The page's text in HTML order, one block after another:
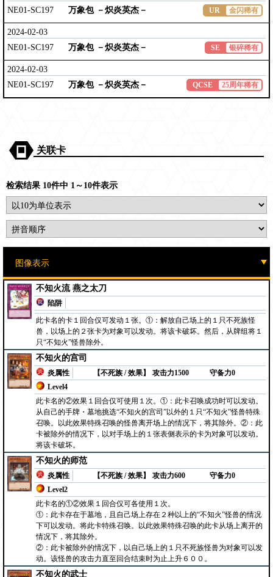
NE01-SC197
万象包 －炽炎英杰－ UR 金闪稀有
2024-02-03
NE01-SC197
万象包 －炽炎英杰－ SE 银碎稀有
2024-02-03
NE01-SC197
万象包 －炽炎英杰－ QCSE 25周年稀有
关联卡
检索结果 10件中 1～10件表示
不知火流 燕之太刀
陷阱
此卡名的卡１回合仅可发动１张。①：解放自己场上的１只不死族怪
兽，以场上的２张卡为对象可以发动。将该卡破坏。然后，从牌组将１
只“不知火”怪兽除外。
不知火的宫司
炎属性
【不死族 / 效果】
Level4
攻击力1500 守备力0
此卡名的②效果１回合仅可使用１次。①：此卡召唤成功时可以发动。
从自己的手牌・墓地挑选“不知火的宫司”以外的１只“不知火”怪兽特殊
召唤。以此效果特殊召唤的怪兽离开场上的情况下，将其除外。②：此
卡被除外的情况下，以对手场上的１张表侧表示的卡为对象可以发动。
将该卡破坏。
不知火的师范
炎属性
【不死族 / 效果】
Level2
攻击力600 守备力0
此卡名的①②效果１回合仅可各使用１次。
①：此卡存在于墓地，且自己场上存在２种以上的“不知火”怪兽的情况
下可以发动。将此卡特殊召唤。以此效果特殊召唤的此卡从场上离开的
情况下，将其除外。
②：此卡被除外的情况下，以自己场上的１只不死族怪兽为对象可以发
动。该怪兽的攻击力直至回合结束时为止上升６００。
不知火的武士